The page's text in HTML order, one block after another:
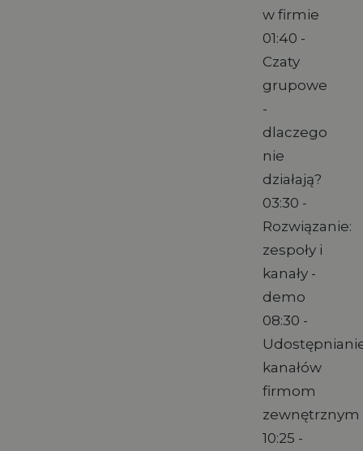
w firmie
01:40 -
Czaty
grupowe
-
dlaczego
nie
działają?
03:30 -
Rozwiązanie:
zespoły i
kanały -
demo
08:30 -
kanałów
firmom
zewnętrznym
10:25 -